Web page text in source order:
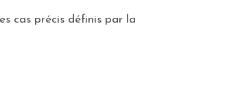
cas précis définis par la